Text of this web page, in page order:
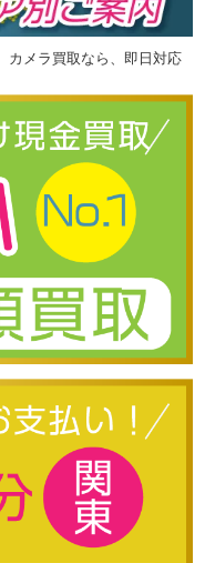
カメラ買取なら、即日対応